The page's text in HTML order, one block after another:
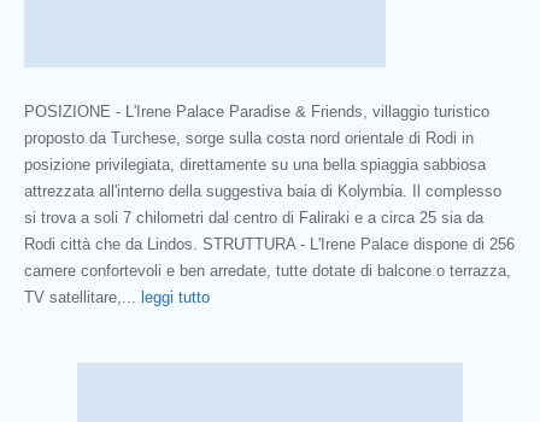
POSIZIONE - L'Irene Palace Paradise & Friends, villaggio turistico
proposto da Turchese, sorge sulla costa nord orientale di Rodi in
posizione privilegiata, direttamente su una bella spiaggia sabbiosa
attrezzata all'interno della suggestiva baia di Kolymbia. Il complesso
si trova a soli 7 chilometri dal centro di Faliraki e a circa 25 sia da
Rodi città che da Lindos. STRUTTURA - L'Irene Palace dispone di 256
camere confortevoli e ben arredate, tutte dotate di balcone o terrazza,
TV satellitare,... leggi tutto